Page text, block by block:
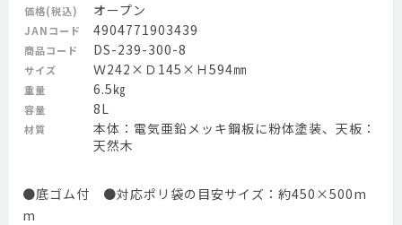
価格(税込) オープン
JANコード 4904771903439
商品コード DS-239-300-8
サイズ Ｗ242×Ｄ145×Ｈ594㎜
重量 6.5㎏
容量 8L
材質
本体：電気亜鉛メッキ鋼板に粉体塗装、天板：
天然木
●底ゴム付 ●対応ポリ袋の目安サイズ：約450×500m
m